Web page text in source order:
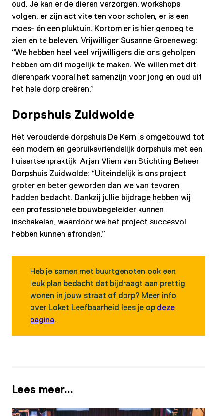
oud. Je kan er de dieren verzorgen, workshops
volgen, er zijn activiteiten voor scholen, er is een
moes- én een pluktuin. Kortom er is hier genoeg te
zien en te beleven. Vrijwilliger Susanne Groeneweg:
“We hebben heel veel vrijwilligers die ons geholpen
hebben om dit mogelijk te maken. We willen met dit
dierenpark vooral het samenzijn voor jong en oud uit
het hele dorp creëren.”
Dorpshuis Zuidwolde
Het verouderde dorpshuis De Kern is omgebouwd tot
een modern en gebruiksvriendelijk dorpshuis met een
huisartsenpraktijk. Arjan Vliem van Stichting Beheer
Dorpshuis Zuidwolde: “Uiteindelijk is ons project
groter en beter geworden dan we van tevoren
hadden bedacht. Dankzij jullie bijdrage hebben wij
een professionele bouwbegeleider kunnen
inschakelen, waardoor we het project succesvol
hebben kunnen afronden.”
Heb je samen met buurtgenoten ook een
leuk plan bedacht dat bijdraagt aan prettig
wonen in jouw straat of dorp? Meer info
over Loket Leefbaarheid lees je op deze
pagina
Lees meer…